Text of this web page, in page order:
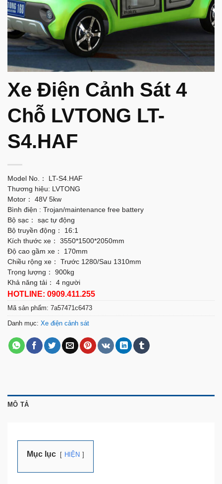
Xe Điện Cảnh Sát 4
Chỗ LVTONG LT-
S4.HAF
Model No.： LT-S4.HAF
Thương hiệu: LVTONG
Motor： 48V 5kw
Bình điện : Trojan/maintenance free battery
Bộ sạc： sạc tự động
Bộ truyền động： 16:1
Kích thước xe： 3550*1500*2050mm
Độ cao gầm xe： 170mm
Chiều rộng xe： Trước 1280/Sau 1310mm
Trọng lượng： 900kg
Khả năng tải： 4 người
HOTLINE: 0909.411.255
Mã sản phẩm: 7a57471c6473
Danh mục: Xe điện cảnh sát
MÔ TẢ
Mục lục HIỆN